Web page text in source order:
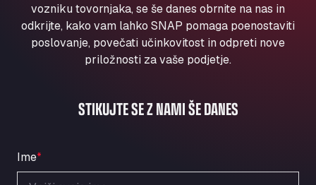
Ul. Torunska 147, 85884
Aqua Ariva GmbH
Marie-Curie-Straße 24, 68219
Aral Autohof Bockel
ARAL Autohof Bockenem
Oppelner Str. 1, 31167
ARAL Autohof Preis
vozniku tovornjaka, se še danes obrnite na nas in
odkrijte, kako vam lahko SNAP pomaga poenostaviti
poslovanje, povečati učinkovitost in odpreti nove
priložnosti za vaše podjetje.
STIKUJTE SE Z NAMI ŠE DANES
Ime*